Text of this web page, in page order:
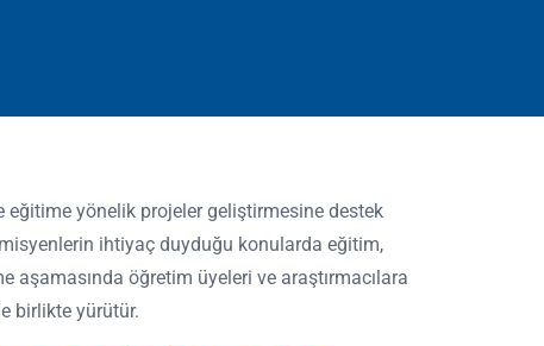
eğitime yönelik projeler geliştirmesine destek
ihtiyaç duyduğu konularda eğitim,
aşamasında öğretim üyeleri ve araştırmacılara
birlikte yürütür.